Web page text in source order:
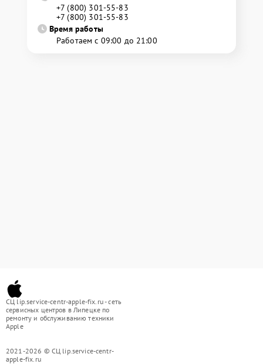
+7 (800) 301-55-83
+7 (800) 301-55-83
Время работы
Работаем с 09:00 до 21:00
СЦ lip.service-centr-apple-fix.ru - сеть
сервисных центров в Липецке по
ремонту и обслуживанию техники
Apple
2021-2026 © СЦ lip.service-centr-
apple-fix.ru